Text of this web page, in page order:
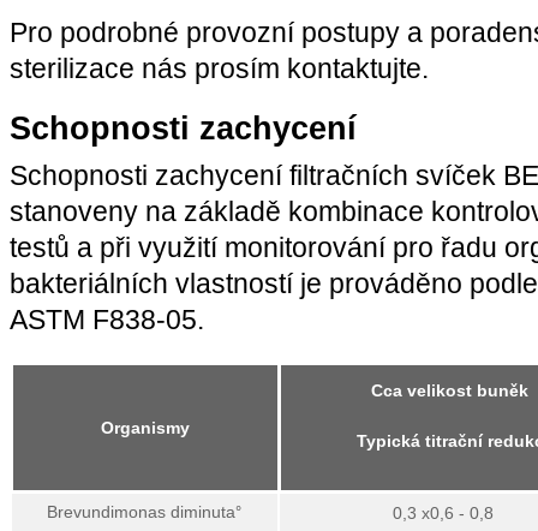
Pro podrobné provozní postupy a
sterilizace nás prosím kontaktujte.
Schopnosti zachycení
Schopnosti zachycení filtračních svíček
stanoveny na základě kombinace
testů a při využití monitorování pro řadu
bakteriálních vlastností je prováděno
ASTM F838-05.
Organismy
Cca velikost buněk
Typická titrační
Brevundimonas diminuta° 0,3 x0,6 - 0,8